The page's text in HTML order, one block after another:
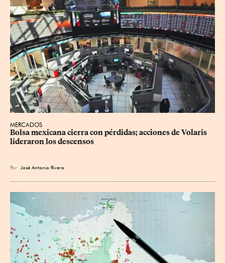
MERCADOS
Bolsa mexicana cierra con pérdidas; acciones de Volaris
lideraron los descensos
Por José Antonio Rivera